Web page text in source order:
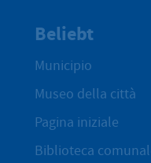
Beliebt
Municipio
Museo della città
Pagina iniziale
Biblioteca